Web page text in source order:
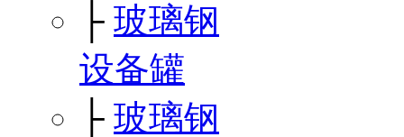
├ 玻璃钢
设备罐
├ 玻璃钢